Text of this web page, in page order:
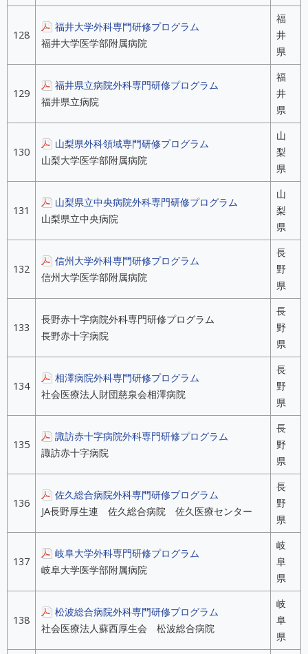
128
福井大学外科専門研修プログラム
福井大学医学部附属病院
福
井
県
129
福井県立病院外科専門研修プログラム
福井県立病院
福
井
県
130
山梨県外科領域専門研修プログラム
山梨大学医学部附属病院
山
梨
県
131
山梨県立中央病院外科専門研修プログラム
山梨県立中央病院
山
梨
県
132
信州大学外科専門研修プログラム
信州大学医学部附属病院
長
野
県
133
長野赤十字病院外科専門研修プログラム
長野赤十字病院
長
野
県
134
相澤病院外科専門研修プログラム
社会医療法人財団慈泉会相澤病院
長
野
県
135
諏訪赤十字病院外科専門研修プログラム
諏訪赤十字病院
長
野
県
136
佐久総合病院外科専門研修プログラム
JA長野厚生連 佐久総合病院 佐久医療センター
長
野
県
137
岐阜大学外科専門研修プログラム
岐阜大学医学部附属病院
岐
阜
県
138
松波総合病院外科専門研修プログラム
社会医療法人蘇西厚生会 松波総合病院
岐
阜
県